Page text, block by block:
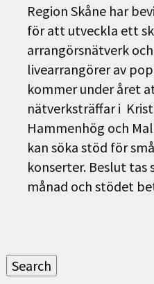
Region Skåne har
för att utveckla ett
arrangörsnätverk
livearrangörer av
kommer under året
nätverksträffar i
Hammenhög och
kan söka stöd för
konserter. Beslut tas
månad och stödet
Search